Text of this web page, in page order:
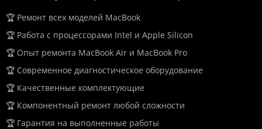
🏆 Ремонт всех моделей MacBook
🏆 Работа с процессорами Intel и Apple Silicon
🏆 Опыт ремонта MacBook Air и MacBook Pro
🏆 Современное диагностическое оборудование
🏆 Качественные комплектующие
🏆 Компонентный ремонт любой сложности
🏆 Гарантия на выполненные работы